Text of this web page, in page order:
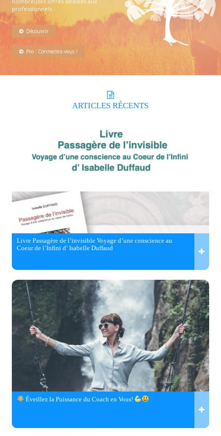
professionnels.
Découvrir
Pro : Connectez-vous !
ARTICLES RÉCENTS
Livre Passagère de l’invisible Voyage d’une conscience au
Coeur de l’Infini d’ Isabelle Duffaud
Éveillez la Puissance du Coach en Vous!